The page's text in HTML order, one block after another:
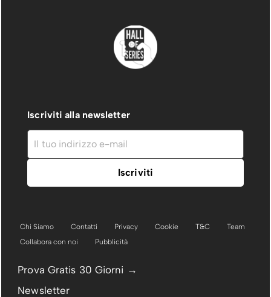
Iscriviti alla newsletter
Chi Siamo Contatti Privacy Cookie T&C
Team
Collabora con noi
Pubblicità
Prova Gratis 30 Giorni →
Newsletter